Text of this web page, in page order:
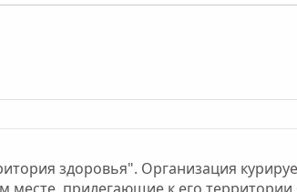
здоровья". Организация
прилегающие к его территории